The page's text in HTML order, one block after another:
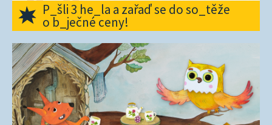
P_šli 3 he_la a zařaď se do so_těže
o b_ječné ceny!